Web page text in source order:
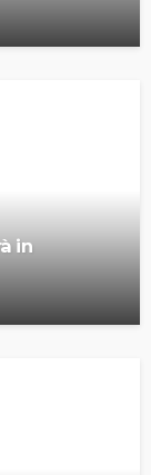
in